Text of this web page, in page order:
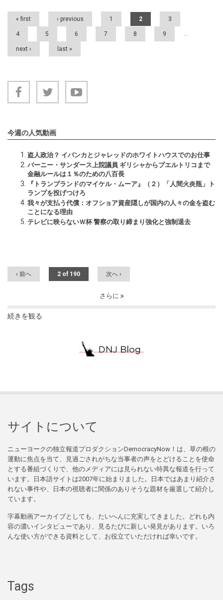
Pages
« first ‹ previous 1 2 3
4 5 6 7 8 9 …
next › last »
今週の人気動画
盗人政治？ イバンカとジャレッドのホワイトハウスでのお仕事
バーニー・サンダース上院議員 ギリシャからプエルトリコまで
金融ルールは１％のための八百長
『トランプランドのマイケル・ムーア』（２）「人間火炎瓶」ト
ランプを投げつけろ
我々が支払う代償：オフショア資産隠しが国内の人々の金を盗む
ことになる理由
テレビに映らないＷ杯 警察の取り締まり強化と強制退去
‹ 前へ 2 of 190 次へ ›
さらに
続きを観る
サイトについて
ニューヨークの独立報道プロダクションDemocracyNow！は、草の根の
運動に焦点を当て、見過ごされがちな当事者の声をとどけることを使命
とする番組づくりで、他のメディアには見られない特異な報道を行って
います。日本語サイトは2007年に始まりました。日本ではあまり紹介さ
れない事件や、日本の視聴者に関係のありそうな題材を厳選して紹介し
ています。
字幕動画アーカイブとしても、たいへんに充実してきました。どれも内
容の濃いインタビューであり、見るたびに新しい発見があります。いろ
んな使い方ができる資料として、お役立ていただければ幸いです。
Tags